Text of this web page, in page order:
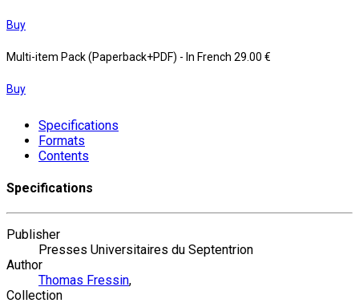
Buy
Multi-item Pack (Paperback+PDF) - In French 29.00 €
Buy
Specifications
Formats
Contents
Specifications
Publisher
Presses Universitaires du Septentrion
Author
Thomas Fressin,
Collection